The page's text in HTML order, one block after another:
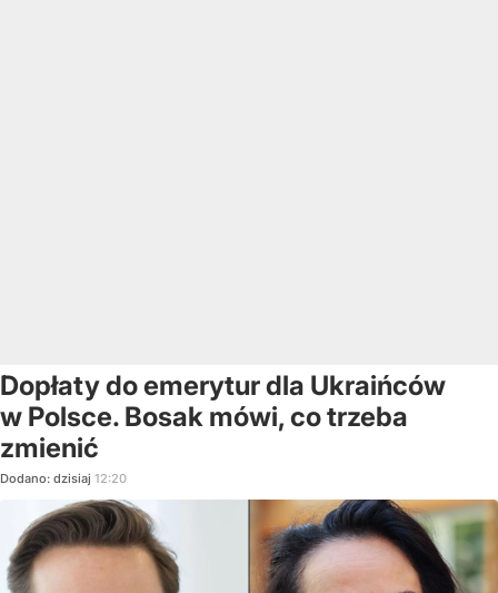
Dopłaty do emerytur dla Ukraińców
w Polsce. Bosak mówi, co trzeba
zmienić
Dodano: dzisiaj 12:20